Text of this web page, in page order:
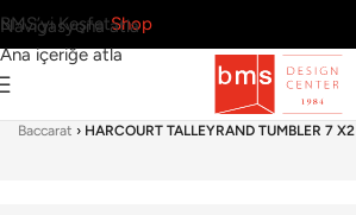
Navigasyona atla
Ana içeriğe atla
BMS’yi KeşfetShop
Bardak & Bardak Seti›
Baccarat › HARCOURT TALLEYRAND TUMBLER 7 X2